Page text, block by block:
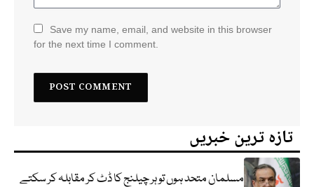
Save my name, email, and website in this browser
for the next time I comment.
تازہ ترین خبریں
مسلمان متحد ہوں تو ہر چیلنج کا ڈٹ کر مقابلہ کر سکتے